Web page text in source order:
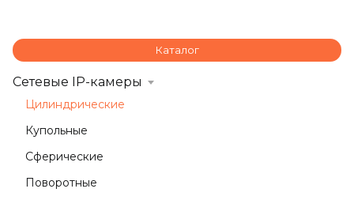
Каталог
Сетевые IP-камеры
Цилиндрические
Купольные
Сферические
Поворотные